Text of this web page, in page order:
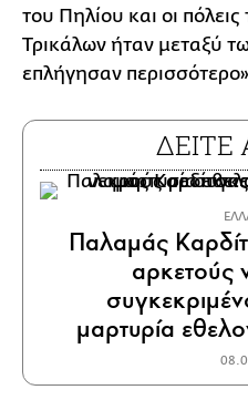
του Πηλίου και οι
Τρικάλων ήταν μεταξύ
επλήγησαν
Παλαμάς
αρκετούς
μαρτυρία